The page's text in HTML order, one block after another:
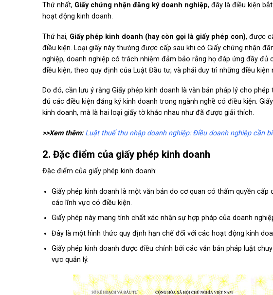
Thứ nhất, Giấy chứng nhận đăng ký doanh nghiệp, đây là điều kiện
hoạt động kinh doanh.
Thứ hai, Giấy phép kinh doanh (hay còn gọi là giấy phép con), được
điều kiện. Loại giấy này thường được cấp sau khi có Giấy chứng nhận
nghiệp, doanh nghiệp có trách nhiệm đảm bảo rằng họ đáp ứng đầy
điều kiện, theo quy định của Luật Đầu tư, và phải duy trì những điều
Do đó, cần lưu ý rằng Giấy phép kinh doanh là văn bản pháp lý cho
đủ các điều kiện đăng ký kinh doanh trong ngành nghề có điều kiện.
kinh doanh, mà là hai loại giấy tờ khác nhau như đã được giải thích.
>>Xem thêm: Luật thuế thu nhập doanh nghiệp: Điều doanh nghiệp cần
2. Đặc điểm của giấy phép kinh doanh
Đặc điểm của giấy phép kinh doanh:
Giấy phép kinh doanh là một văn bản do cơ quan có thẩm quyền
các lĩnh vực có điều kiện.
Giấy phép này mang tính chất xác nhận sự hợp pháp của doanh
Đây là một hình thức quy định hạn chế đối với các hoạt động kinh
Giấy phép kinh doanh được điều chỉnh bởi các văn bản pháp luật
vực quản lý.